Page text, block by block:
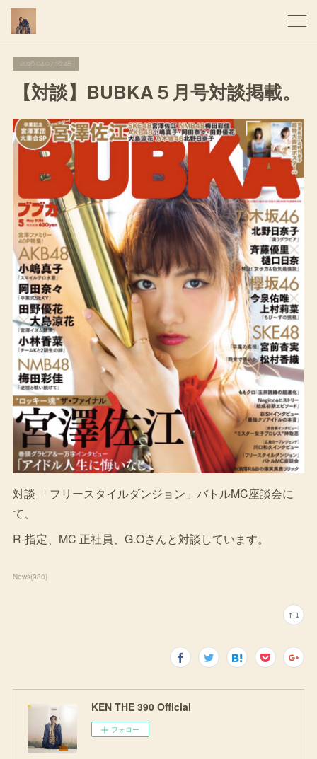
2016.04.07 16:48
【対談】BUBKA５月号対談掲載。
対談 「フリースタイルダンジョン」バトルMC座談会に
て、
R-指定、MC 正社員、G.Oさんと対談しています。
News(980)
KEN THE 390 Official
フォロー